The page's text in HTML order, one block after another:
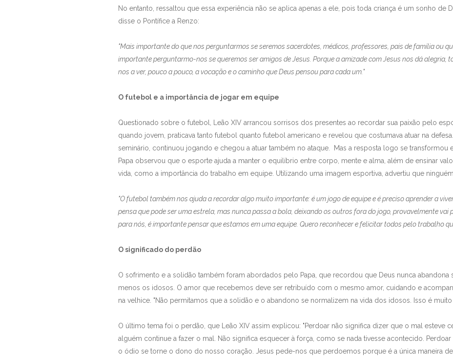
No entanto, ressaltou que essa experiência não se aplica apenas a ele, pois toda criança é um sonho de
disse o Pontífice a Renzo:
"Mais importante do que nos perguntarmos se seremos sacerdotes, médicos, professores, pais de família ou
importante perguntarmo-nos se queremos ser amigos de Jesus. Porque a amizade com Jesus nos dá alegria,
nos a ver, pouco a pouco, a vocação e o caminho que Deus pensou para cada um."
O futebol e a importância de jogar em equipe
Questionado sobre o futebol, Leão XIV arrancou sorrisos dos presentes ao recordar sua paixão pelo
quando jovem, praticava tanto futebol quanto futebol americano e revelou que costumava atuar na
seminário, continuou jogando e chegou a atuar também no ataque. Mas a resposta logo se transformou
Papa observou que o esporte ajuda a manter o equilíbrio entre corpo, mente e alma, além de ensinar
vida, como a importância do trabalho em equipe. Utilizando uma imagem esportiva, advertiu que
"O futebol também nos ajuda a recordar algo muito importante: é um jogo de equipe e é preciso aprender a
pensa que pode ser uma estrela, mas nunca passa a bola, deixando os outros fora do jogo, provavelmente vai
para nós, é importante pensar que estamos em uma equipe. Quero reconhecer e felicitar todos pelo trabalho
O significado do perdão
O sofrimento e a solidão também foram abordados pelo Papa, que recordou que Deus nunca abandona
menos os idosos. O amor que recebemos deve ser retribuído com o mesmo amor, cuidando e
na velhice. "Não permitamos que a solidão e o abandono se normalizem na vida dos idosos. Isso é muito
O último tema foi o perdão, que Leão XIV assim explicou: "Perdoar não significa dizer que o mal esteve
alguém continue a fazer o mal. Não significa esquecer à força, como se nada tivesse acontecido.
o ódio se torne o dono do nosso coração. Jesus pede-nos que perdoemos porque é a única maneira